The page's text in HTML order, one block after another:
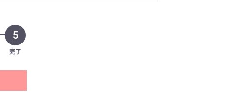
5
完了